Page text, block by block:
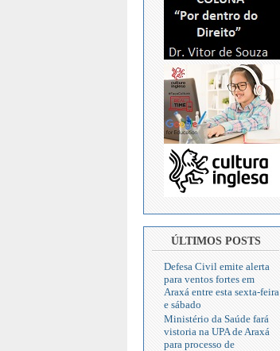
ÚLTIMOS POSTS
Defesa Civil emite alerta
para ventos fortes em
Araxá entre esta sexta-feira
e sábado
Ministério da Saúde fará
vistoria na UPA de Araxá
para processo de